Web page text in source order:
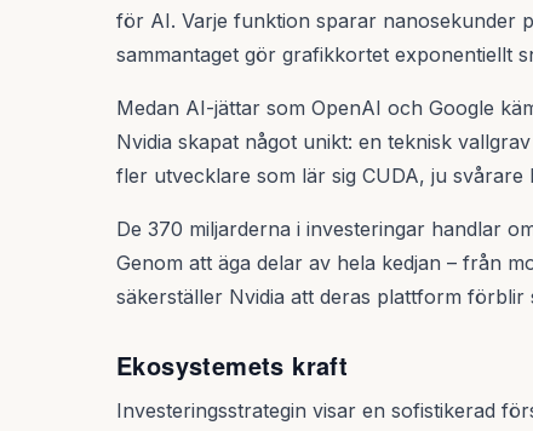
för AI. Varje funktion sparar nanosekunder
sammantaget gör grafikkortet exponentiellt
Medan AI-jättar som OpenAI och Google
Nvidia skapat något unikt: en teknisk
fler utvecklare som lär sig CUDA, ju
De 370 miljarderna i investeringar handlar
Genom att äga delar av hela kedjan – från
säkerställer Nvidia att deras plattform förblir
Ekosystemets kraft
Investeringsstrategin visar en sofistikerad